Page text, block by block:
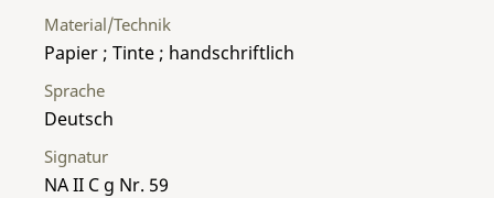
Material/Technik
Papier ; Tinte ; handschriftlich
Sprache
Deutsch
Signatur
NA II C g Nr. 59